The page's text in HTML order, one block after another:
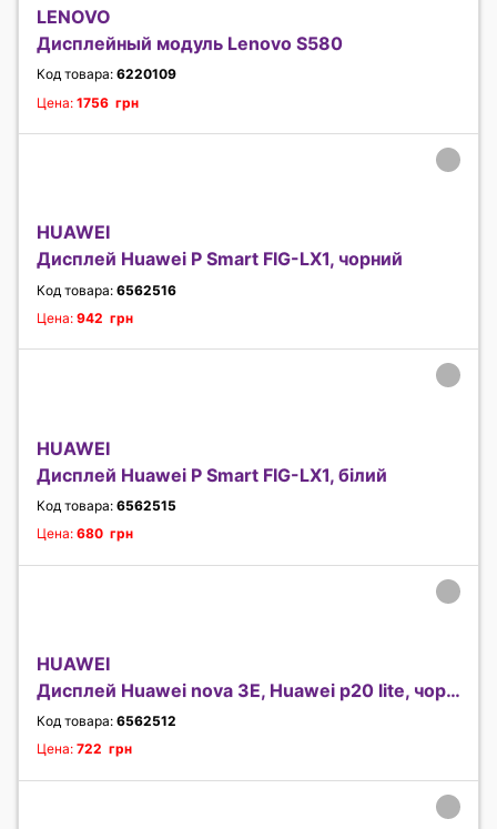
LENOVO
Дисплейный модуль Lenovo S580
Код товара: 6220109
Цена: 1756 грн
HUAWEI
Дисплей Huawei P Smart FIG-LX1, чорний
Код товара: 6562516
Цена: 942 грн
HUAWEI
Дисплей Huawei P Smart FIG-LX1, білий
Код товара: 6562515
Цена: 680 грн
HUAWEI
Дисплей Huawei nova 3E, Huawei p20 lite, чорний
Код товара: 6562512
Цена: 722 грн